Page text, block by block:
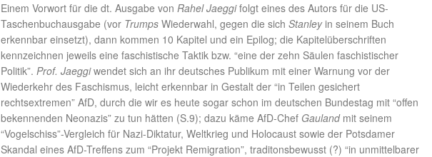
Einem Vorwort für die dt. Ausgabe von Rahel Jaeggifolgt eines des Autors für die US-
Taschenbuchausgabe (vor Trumps Wiederwahl, gegen die sich Stanleyin seinem Buch
erkennbar einsetzt), dann kommen 10 Kapitel und ein Epilog; die Kapitelüberschriften
kennzeichnen jeweils eine faschistische Taktik bzw. “eine der zehn Säulen faschistischer
Politik”. Prof. Jaeggiwendet sich an ihr deutsches Publikum mit einer Warnung vor der
Wiederkehr des Faschismus, leicht erkennbar in Gestalt der “in Teilen gesichert
rechtsextremen” AfD, durch die wir es heute sogar schon im deutschen Bundestag mit “offen
bekennenden Neonazis” zu tun hätten (S.9); dazu käme AfD-Chef Gaulandmit seinem
“Vogelschiss”-Vergleich für Nazi-Diktatur, Weltkrieg und Holocaust sowie der Potsdamer
Skandal eines AfD-Treffens zum “Projekt Remigration”, traditonsbewusst (?) “in unmittelbarer